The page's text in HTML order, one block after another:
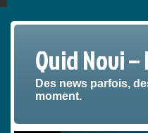
Quid Novi
Des news parfois,
moment.